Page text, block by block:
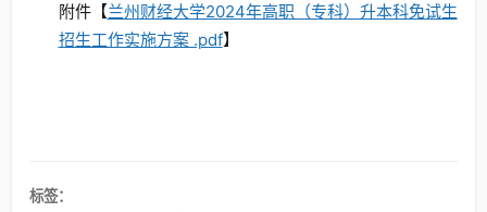
附件【兰州财经大学2024年高职（专科）升本科免试生
招生工作实施方案 .pdf】
标签：